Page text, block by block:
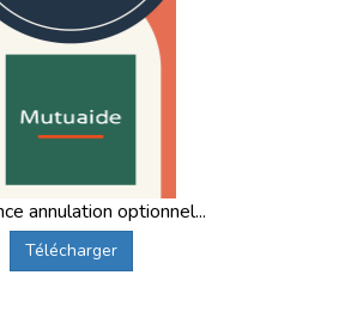
annulation optionnel...
Télécharger